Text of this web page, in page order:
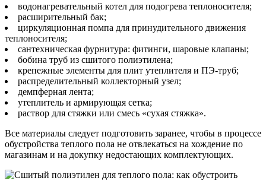
водонагревательный котел для подогрева теплоносителя;
расширительный бак;
циркуляционная помпа для принудительного движения
теплоносителя;
сантехническая фурнитура: фитинги, шаровые клапаны;
бобина труб из сшитого полиэтилена;
крепежные элементы для плит утеплителя и ПЭ-труб;
распределительный коллекторный узел;
демпферная лента;
утеплитель и армирующая сетка;
раствор для стяжки или смесь «сухая стяжка».
Все материалы следует подготовить заранее, чтобы в процессе
обустройства теплого пола не отвлекаться на хождение по
магазинам и на докупку недостающих комплектующих.